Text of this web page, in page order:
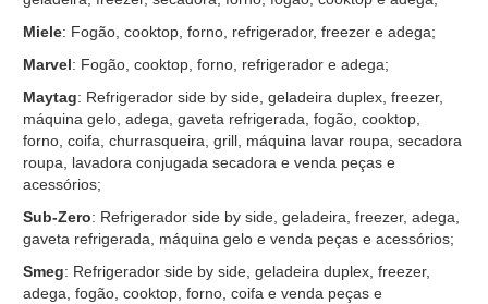
Miele: Fogão, cooktop, forno, refrigerador, freezer e adega;
Marvel: Fogão, cooktop, forno, refrigerador e adega;
Maytag: Refrigerador side by side, geladeira duplex, freezer,
máquina gelo, adega, gaveta refrigerada, fogão, cooktop,
forno, coifa, churrasqueira, grill, máquina lavar roupa, secadora
roupa, lavadora conjugada secadora e venda peças e
acessórios;
Sub-Zero: Refrigerador side by side, geladeira, freezer, adega,
gaveta refrigerada, máquina gelo e venda peças e acessórios;
Smeg: Refrigerador side by side, geladeira duplex, freezer,
adega, fogão, cooktop, forno, coifa e venda peças e